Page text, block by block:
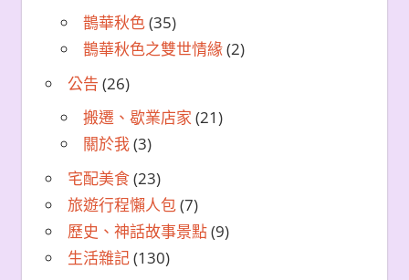
鵲華秋色(35)
鵲華秋色之雙世情緣(2)
公告 (26)
搬遷、歇業店家 (21)
關於我(3)
宅配美食(23)
旅遊行程懶人包(7)
歷史、神話故事景點(9)
生活雜記(130)